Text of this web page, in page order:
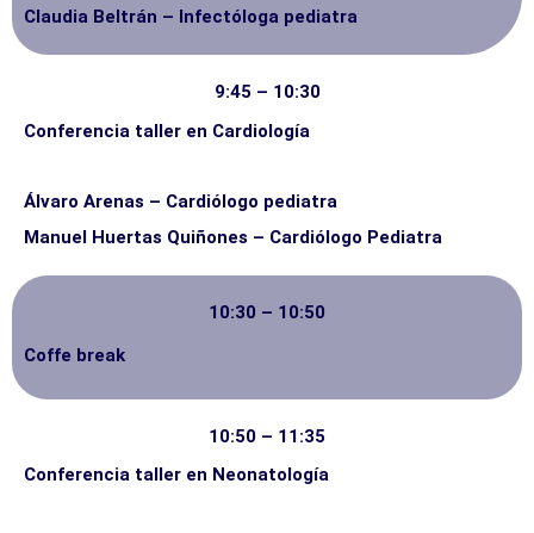
Claudia Beltrán – Infectóloga pediatra
9:45 – 10:30
Conferencia taller en Cardiología
Álvaro Arenas – Cardiólogo pediatra
Manuel Huertas Quiñones – Cardiólogo Pediatra
10:30 – 10:50
Coffe break
10:50 – 11:35
Conferencia taller en Neonatología